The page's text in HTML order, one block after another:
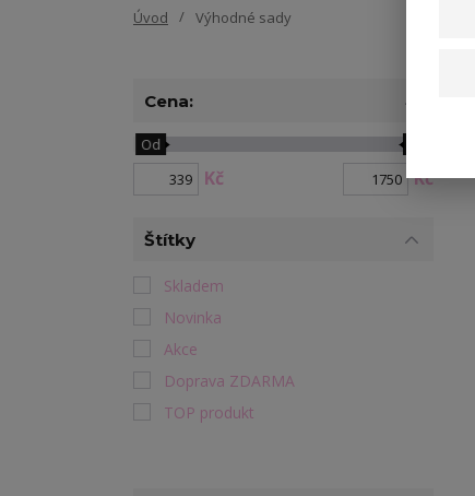
Úvod Výhodné sady
Cena:
Kč
Od
Kč
Štítky
Skladem
Novinka
Akce
Doprava ZDARMA
TOP produkt